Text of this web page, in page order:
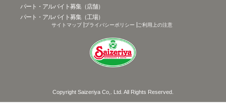
パート・アルバイト募集（店舗）
パート・アルバイト募集（工場）
サイトマップ プライバシーポリシー ご利用上の注意
Copyright Saizeriya Co,. Ltd. All Rights Reserved.